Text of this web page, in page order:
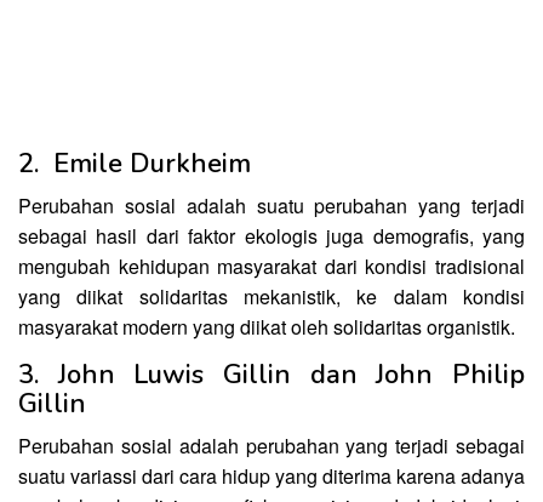
2. Emile Durkheim
Perubahan sosial adalah suatu perubahan yang terjadi
sebagai hasil dari faktor ekologis juga demografis, yang
mengubah kehidupan masyarakat dari kondisi tradisional
yang diikat solidaritas mekanistik, ke dalam kondisi
masyarakat modern yang diikat oleh solidaritas organistik.
3. John Luwis Gillin dan John Philip
Gillin
Perubahan sosial adalah perubahan yang terjadi sebagai
suatu variassi dari cara hidup yang diterima karena adanya